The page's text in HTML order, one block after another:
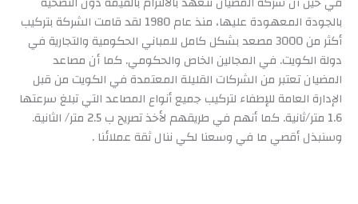
بالجودة المعهودة عليها، منذ عام 1980 لقد قامت الشركة بتركيب
أكثر من 3000 مصعد بشكل كامل للمباني الحكومية والتجارية في
دولة الكويت. في المجالين الخاص والحكومي. كما أن مصاعد
المضيان تعتبر من الشركات القليلة المعتمدة في الكويت من قبل
الإدارة العامة للإطفاء لتركيب جميع أنواع المصاعد التي تبلغ سرعتها
1.6 متر/ثانية. كما أنهم في طريقهم لأخذ تصريح ب 2.5 متر/ الثانية.
وسنبذل أقصي ما في وسعنا لكي ننال ثقة عملائنا .